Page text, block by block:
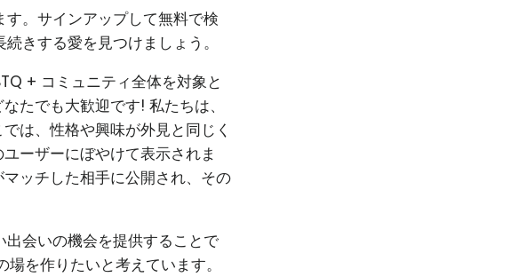
。サインアップして無料で検
きする愛を見つけましょう。
+ コミュニティ全体を対象と
たでも大歓迎です! 私たちは、
は、性格や興味が外見と同じく
ーザーにぼやけて表示されま
ッチした相手に公開され、その
会いの機会を提供することで
を作りたいと考えています。